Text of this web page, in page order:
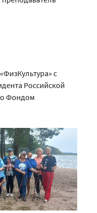
с
Российской
Фондом